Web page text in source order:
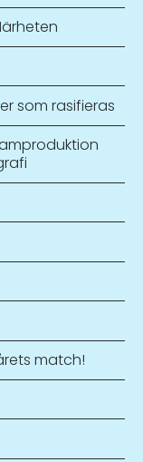
som rasifieras
match!